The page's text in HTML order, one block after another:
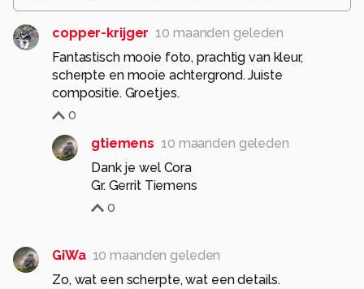
copper-krijger 10 maanden geleden
Fantastisch mooie foto, prachtig van kleur,
scherpte en mooie achtergrond. Juiste
compositie. Groetjes.
0
gtiemens 10 maanden geleden
Dank je wel Cora
Gr. Gerrit Tiemens
0
GiWa 10 maanden geleden
Zo, wat een scherpte, wat een details.